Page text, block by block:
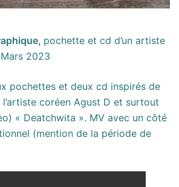
pochette et cd d’un artiste
2023
pochettes et deux cd inspirés de
l’artiste coréen Agust D et surtout
« Deatchwita ». MV avec un côté
(mention de la période de